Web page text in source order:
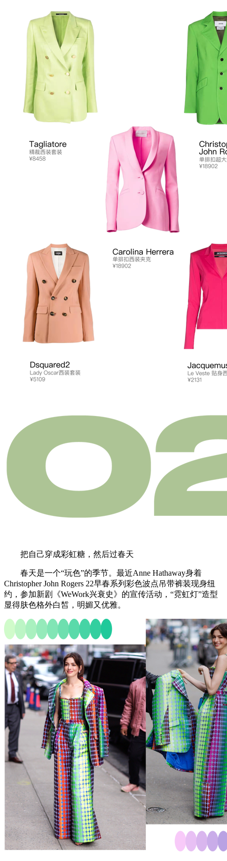
把自己穿成彩虹糖，然后过春天
春天是一个“玩色”的季节。最近Anne Hathaway身着
Christopher John Rogers 22早春系列彩色波点吊带裤装现身纽
约，参加新剧《WeWork兴衰史》的宣传活动，“霓虹灯”造型
显得肤色格外白皙，明媚又优雅。